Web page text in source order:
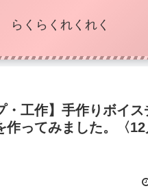
らくらくれくれく
・工作】手作りボイス
作ってみました。〈12